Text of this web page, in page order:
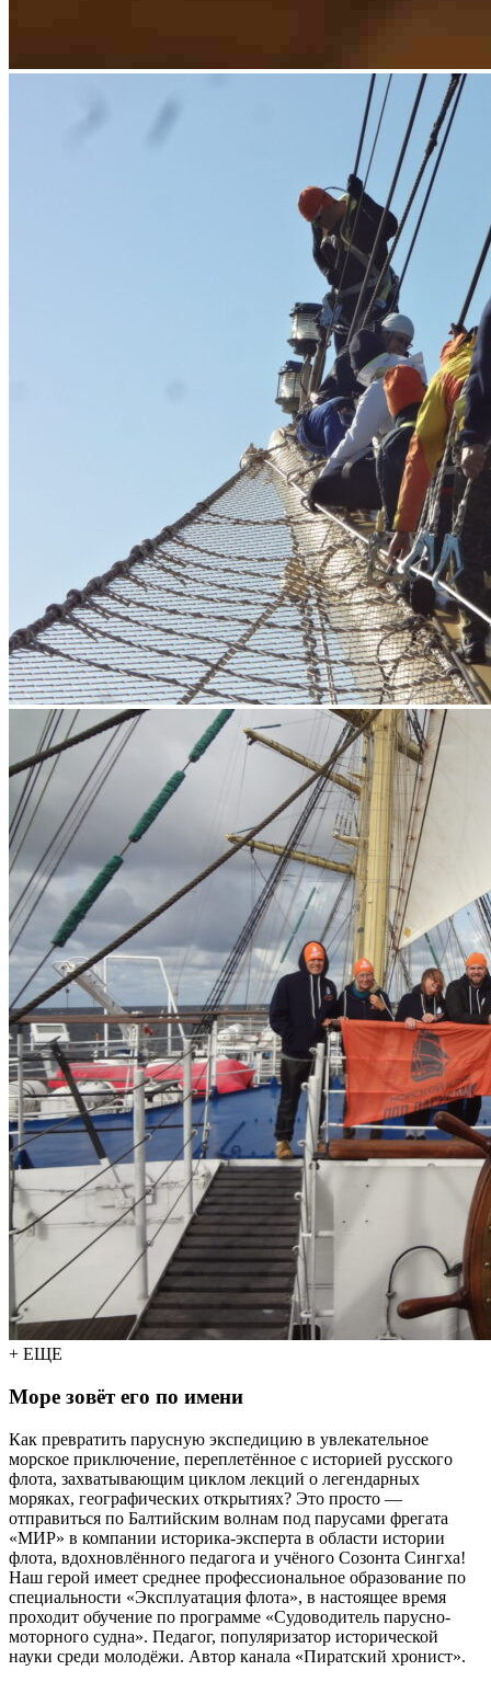
+ ЕЩЕ
Море зовёт его по имени
Как превратить парусную экспедицию в увлекательное
морское приключение, переплетённое с историей русского
флота, захватывающим циклом лекций о легендарных
моряках, географических открытиях? Это просто —
отправиться по Балтийским волнам под парусами фрегата
«МИР» в компании историка-эксперта в области истории
флота, вдохновлённого педагога и учёного Созонта Сингха!
Наш герой имеет среднее профессиональное образование по
специальности «Эксплуатация флота», в настоящее время
проходит обучение по программе «Судоводитель парусно-
моторного судна». Педагог, популяризатор исторической
науки среди молодёжи. Автор канала «Пиратский хронист».